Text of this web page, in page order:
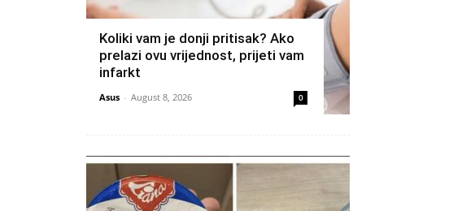
Koliki vam je donji pritisak? Ako
prelazi ovu vrijednost, prijeti vam
infarkt
Asus - August 8, 2026 0